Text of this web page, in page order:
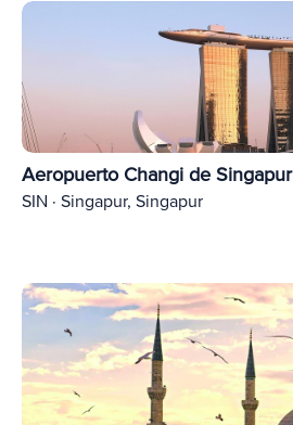
Aeropuerto Changi de Singapur
SIN · Singapur, Singapur